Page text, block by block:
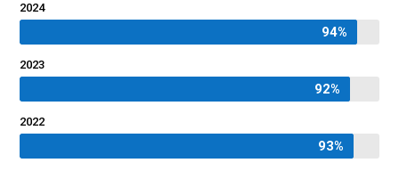
2024
94%
94%
2023
92%
92%
2022
93%
93%